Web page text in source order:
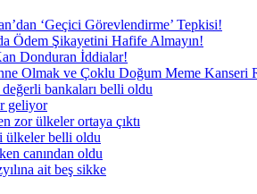
‘Geçici Görevlendirme’ Tepkisi!
Ödem Şikayetini Hafife Almayın!
Donduran İddialar!
Olmak ve Çoklu Doğum Meme Kanseri
bankaları belli oldu
geliyor
zor ülkeler ortaya çıktı
ülkeler belli oldu
canından oldu
ait beş sikke